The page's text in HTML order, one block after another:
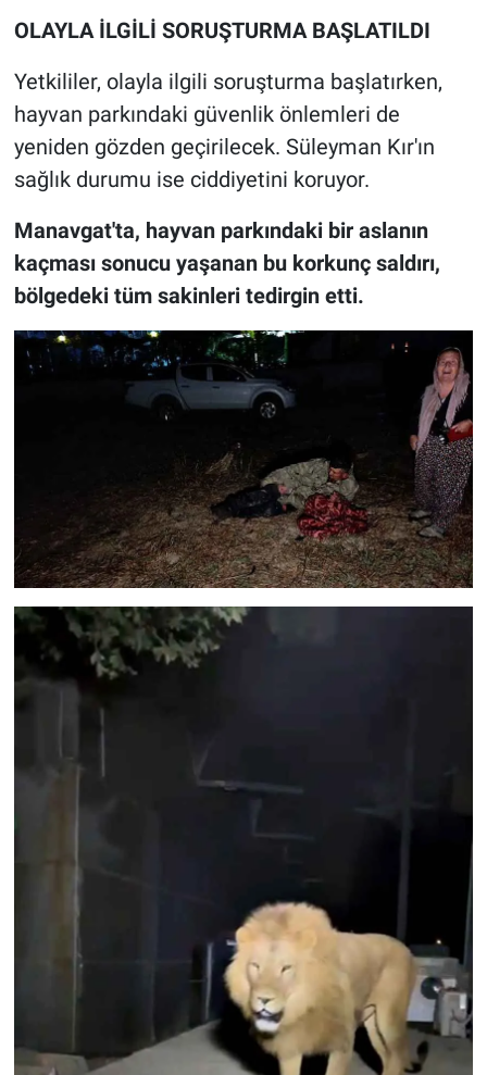
OLAYLA İLGİLİ SORUŞTURMA BAŞLATILDI
Yetkililer, olayla ilgili soruşturma başlatırken,
hayvan parkındaki güvenlik önlemleri de
yeniden gözden geçirilecek. Süleyman Kır'ın
sağlık durumu ise ciddiyetini koruyor.
Manavgat'ta, hayvan parkındaki bir aslanın
kaçması sonucu yaşanan bu korkunç saldırı,
bölgedeki tüm sakinleri tedirgin etti.